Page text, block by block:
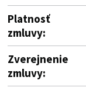
Platnosť
zmluvy:
Zverejnenie
zmluvy: